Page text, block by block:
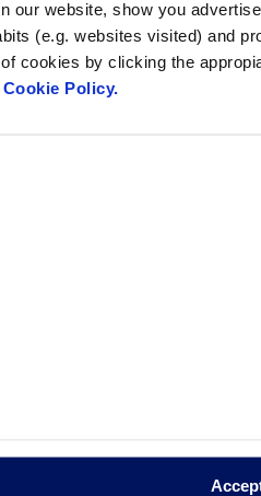
our website, show you
(e.g. websites visited) and
cookies by clicking the
Cookie Policy.